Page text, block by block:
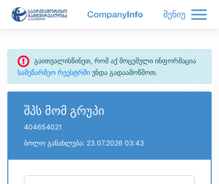
მენიუ
გაითვალისწინეთ, რომ აქ მოცემული ინფორმაცია
სამეწარმეო რეესტრში უნდა გადაამოწმოთ.
შპს მომ გრუპი
404654021
ბოლო განახლება: 23.07.2026 03:43